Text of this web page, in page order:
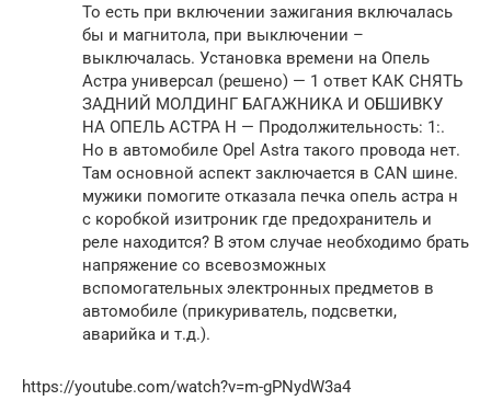
То есть при включении зажигания включалась
бы и магнитола, при выключении –
выключалась. Установка времени на Опель
Астра универсал (решено) — 1 ответ КАК СНЯТЬ
ЗАДНИЙ МОЛДИНГ БАГАЖНИКА И ОБШИВКУ
НА ОПЕЛЬ АСТРА Н — Продолжительность: 1:.
Но в автомобиле Opel Astra такого провода нет.
Там основной аспект заключается в CAN шине.
мужики помогите отказала печка опель астра н
с коробкой изитроник где предохранитель и
реле находится? В этом случае необходимо брать
напряжение со всевозможных
вспомогательных электронных предметов в
автомобиле (прикуриватель, подсветки,
аварийка и т.д.).
https://youtube.com/watch?v=m-gPNydW3a4